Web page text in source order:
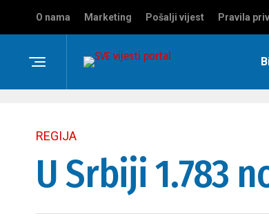
O nama Marketing Pošalji vijest Pravila
REGIJA
U Srbiji 1.783